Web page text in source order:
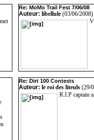
Re: MoMo Trail Fest 7/06/08
Auteur: libellule (03/06/2008)
Re: Dirt 100 Contests
Auteur: le roi des liteuls (29/
R.I.P captain